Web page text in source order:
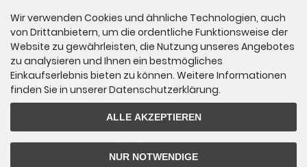
Zahlungsmöglichkeiten
> Barzahlung beim Verkaufsfahrer
Wir verwenden Cookies und ähnliche Technologien, auch
von Drittanbietern, um die ordentliche Funktionsweise der
Website zu gewährleisten, die Nutzung unseres Angebotes
zu analysieren und Ihnen ein bestmögliches
Einkaufserlebnis bieten zu können. Weitere Informationen
finden Sie in unserer Datenschutzerklärung.
ALLE AKZEPTIEREN
NUR NOTWENDIGE